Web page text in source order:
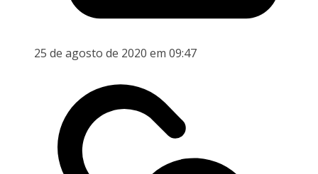
25 de agosto de 2020 em 09:47